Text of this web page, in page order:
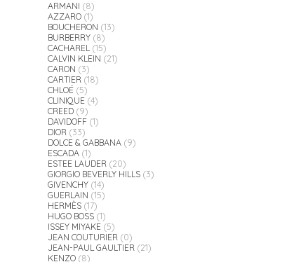
ARMANI (8)
AZZARO (1)
BOUCHERON (13)
BURBERRY (8)
CACHAREL (15)
CALVIN KLEIN (21)
CARON (3)
CARTIER (18)
CHLOÉ (5)
CLINIQUE (4)
CREED (9)
DAVIDOFF (1)
DIOR (33)
DOLCE & GABBANA (9)
ESCADA (1)
ESTEE LAUDER (20)
GIORGIO BEVERLY HILLS (3)
GIVENCHY (14)
GUERLAIN (15)
HERMÈS (17)
HUGO BOSS (1)
ISSEY MIYAKE (5)
JEAN COUTURIER (0)
JEAN-PAUL GAULTIER (21)
KENZO (8)